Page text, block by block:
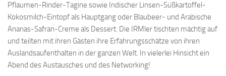
Pflaumen-Rinder-Tagine sowie Indischer Linsen-Süßkartoffel-
Kokosmilch-Eintopf als Hauptgang oder Blaubeer- und Arabische
Ananas-Safran-Creme als Dessert. Die IRMler tischten mächtig auf
und teilten mit ihren Gästen ihre Erfahrungsschätze von ihren
Auslandsaufenthalten in der ganzen Welt. In vielerlei Hinsicht ein
Abend des Austausches und des Networking!